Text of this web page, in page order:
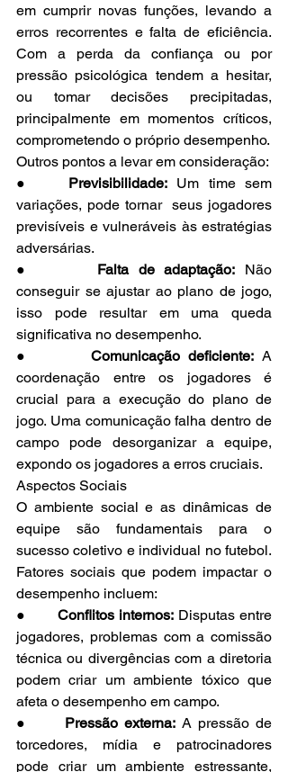
em cumprir novas funções, levando a
erros recorrentes e falta de eficiência.
Com a perda da confiança ou por
pressão psicológica tendem a hesitar,
ou tomar decisões precipitadas,
principalmente em momentos críticos,
comprometendo o próprio desempenho.
Outros pontos a levar em consideração:
● Previsibilidade: Um time sem
variações, pode tornar  seus jogadores
previsíveis e vulneráveis às estratégias
adversárias.
● Falta de adaptação: Não
conseguir se ajustar ao plano de jogo,
isso pode resultar em uma queda
significativa no desempenho.
● Comunicação deficiente: A
coordenação entre os jogadores é
crucial para a execução do plano de
jogo. Uma comunicação falha dentro de
campo pode desorganizar a equipe,
expondo os jogadores a erros cruciais.
Aspectos Sociais
O ambiente social e as dinâmicas de
equipe são fundamentais para o
sucesso coletivo e individual no futebol.
Fatores sociais que podem impactar o
desempenho incluem:
● Conflitos internos: Disputas entre
jogadores, problemas com a comissão
técnica ou divergências com a diretoria
podem criar um ambiente tóxico que
afeta o desempenho em campo.
● Pressão externa: A pressão de
torcedores, mídia e patrocinadores
pode criar um ambiente estressante,